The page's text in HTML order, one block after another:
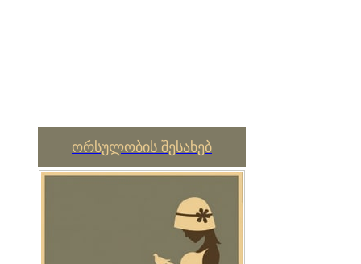
ორსულობის შესახებ